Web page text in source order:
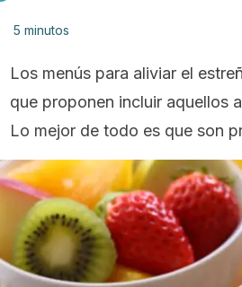
5 minutos
Los menús para aliviar el
que proponen incluir aquellos
Lo mejor de todo es que son